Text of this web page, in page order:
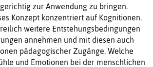
zur Anwendung zu bringen.
Konzept konzentriert auf Kognitionen.
weitere Entstehungsbedingungen
annehmen und mit diesen auch
pädagogischer Zugänge. Welche
und Emotionen bei der menschlichen